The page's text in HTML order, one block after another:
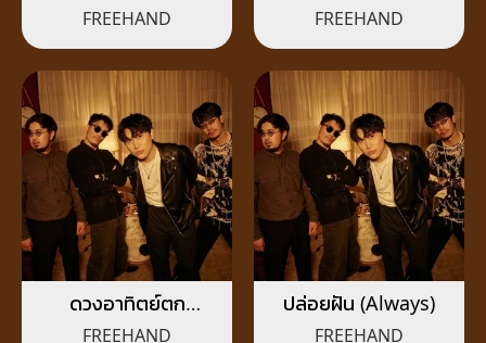
FREEHAND FREEHAND
ดวงอาทิตย์ตก
(Sunset)
FREEHAND
ปล่อยฝัน (Always)
FREEHAND